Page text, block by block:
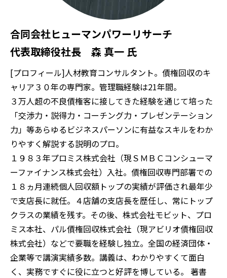
合同会社ヒューマンパワーリサーチ
代表取締役社長 森 真一 氏
[プロフィール]人材教育コンサルタント。債権回収のキ
ャリア３０年の専門家。管理職経験は21年間。
３万人超の不良債権客に接してきた経験を通じて培った
「交渉力・説得力・コーチング力・プレゼンテーション
力」等あらゆるビジネスパーソンに有益なスキルをわか
りやすく解説する説明のプロ。
１９８３年プロミス株式会社（現ＳＭＢＣコンシューマ
ーファイナンス株式会社）入社。債権回収専門部署での
１８ヵ月連続個人回収額トップの実績が評価され最年少
で支店長に就任。４店舗の支店長を歴任し、常にトップ
クラスの業績を残す。その後、株式会社モビット、プロ
ミス本社、パル債権回収株式会社（現アビリオ債権回収
株式会社）などで要職を経験し独立。全国の経済団体・
企業等で講演実績多数。講義は、わかりやすくて面白
く、実務ですぐに役に立つと好評を博している。 著書